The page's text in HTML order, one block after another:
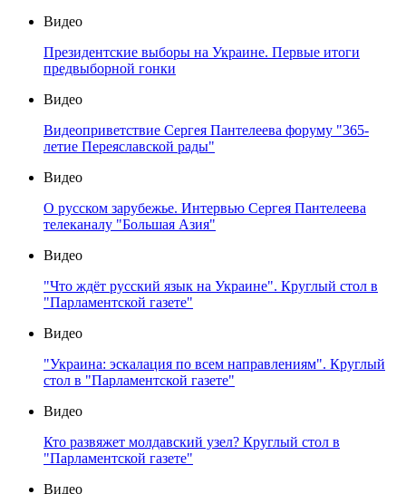
Видео
Президентские выборы на Украине. Первые итоги
предвыборной гонки
Видео
Видеоприветствие Сергея Пантелеева форуму "365-
летие Переяславской рады"
Видео
О русском зарубежье. Интервью Сергея Пантелеева
телеканалу "Большая Азия"
Видео
"Что ждёт русский язык на Украине". Круглый стол в
"Парламентской газете"
Видео
"Украина: эскалация по всем направлениям". Круглый
стол в "Парламентской газете"
Видео
Кто развяжет молдавский узел? Круглый стол в
"Парламентской газете"
Видео